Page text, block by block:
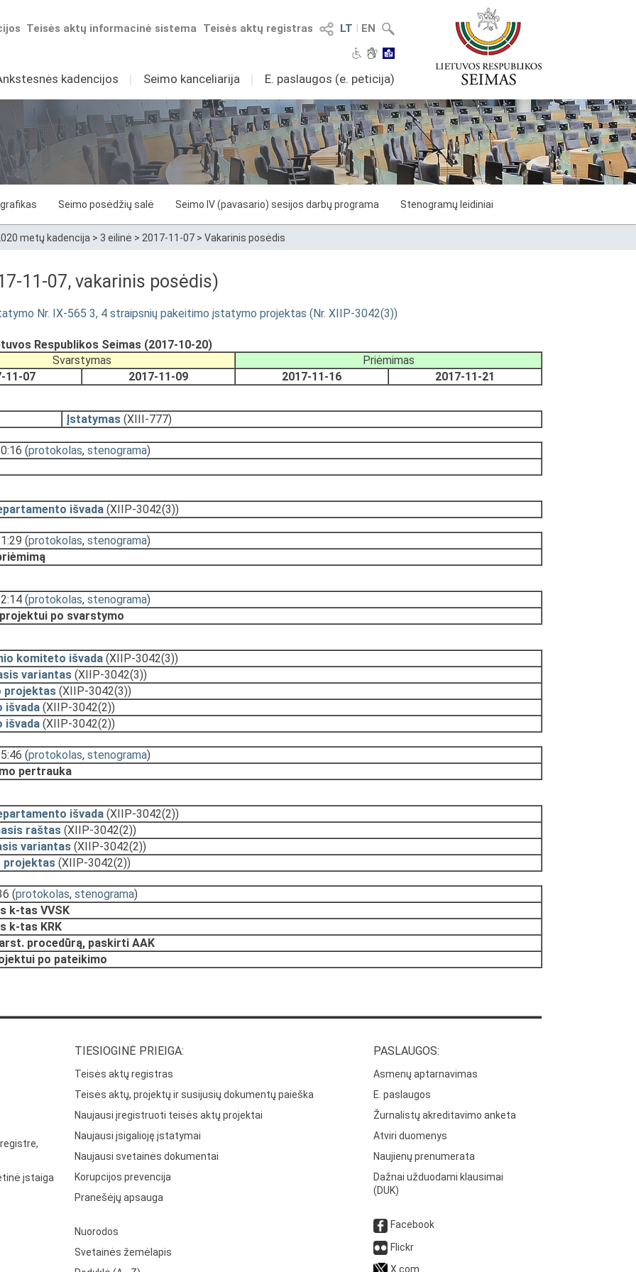
LT I EN
Teisės aktų registras
Teisės aktų informacinė sistema
kadencijos I Seimo kanceliarija I E. paslaugos (e. peticija)
grafikas Seimo posėdžių salė Seimo IV (pavasario) sesijos darbų programa Stenogramų leidiniai
metų kadencija > 3 eilinė > 2017-11-07 > Vakarinis posėdis
11-07, vakarinis posėdis)
Nr. IX-565 3, 4 straipsnių pakeitimo įstatymo projektas (Nr. XIIP-3042(3))
Respublikos Seimas (2017-10-20)
Svarstymas
Priėmimas
11-07 2017-11-09 2017-11-16 2017-11-21
Įstatymas (XIII-777)
(protokolas, stenograma)
išvada (XIIP-3042(3))
(protokolas, stenograma)
(protokolas, stenograma)
po svarstymo
komiteto išvada (XIIP-3042(3))
variantas (XIIP-3042(3))
projektas (XIIP-3042(3))
išvada (XIIP-3042(2))
išvada (XIIP-3042(2))
(protokolas, stenograma)
pertrauka
išvada (XIIP-3042(2))
raštas (XIIP-3042(2))
variantas (XIIP-3042(2))
projektas (XIIP-3042(2))
(protokolas, stenograma)
k-tas VVSK
k-tas KRK
procedūrą, paskirti AAK
po pateikimo
įstaiga
TIESIOGINĖ PRIEIGA:
Teisės aktų registras
Teisės aktų, projektų ir susijusių dokumentų paieška
Naujausi įregistruoti teisės aktų projektai
Naujausi įsigalioję įstatymai
Naujausi svetainės dokumentai
Korupcijos prevencija
Pranešėjų apsauga
Nuorodos
Svetainės žemėlapis
PASLAUGOS:
Asmenų aptarnavimas
E. paslaugos
Žurnalistų akreditavimo anketa
Atviri duomenys
Naujienų prenumerata
Dažnai užduodami klausimai
(DUK)
Facebook
Flickr
X.com